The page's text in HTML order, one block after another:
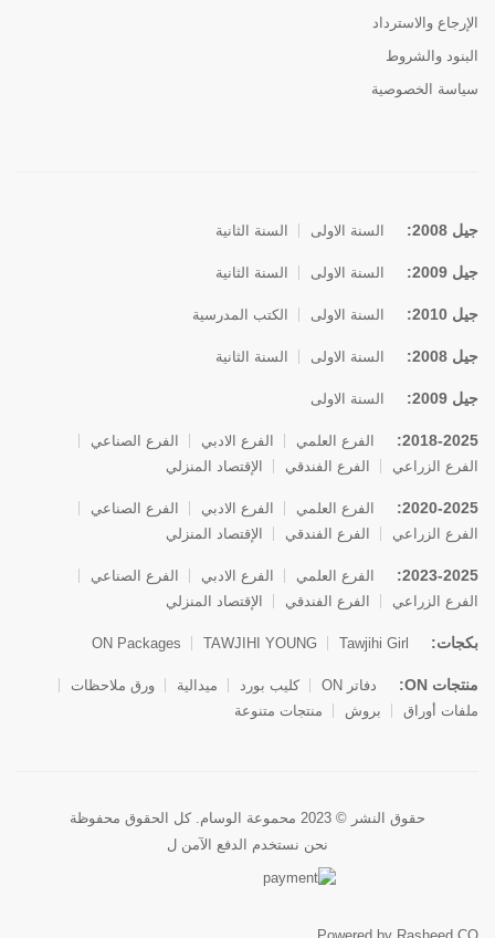
الإرجاع والاسترداد
البنود والشروط
سياسة الخصوصية
جيل 2008: السنة الاولى السنة الثانية
جيل 2009: السنة الاولى السنة الثانية
جيل 2010: السنة الاولى الكتب المدرسية
جيل 2008: السنة الاولى السنة الثانية
جيل 2009: السنة الاولى
2018-2025: الفرع العلمي الفرع الادبي
الفرع الصناعي
الفرع الزراعي
الفرع الفندقي الإقتصاد المنزلي
2020-2025: الفرع العلمي الفرع الادبي
الفرع الصناعي
الفرع الزراعي
الفرع الفندقي الإقتصاد المنزلي
2023-2025: الفرع العلمي الفرع الادبي
الفرع الصناعي
الفرع الزراعي
الفرع الفندقي الإقتصاد المنزلي
بكجات: Tawjihi Girl
TAWJIHI YOUNG
ON Packages
منتجات ON: دفاتر ON كليب بورد ميدالية
ورق ملاحظات
ملفات أوراق
بروش منتجات متنوعة
حقوق النشر © 2023 محموعة الوسام. كل الحقوق محفوظة
نحن نستخدم الدفع الآمن ل